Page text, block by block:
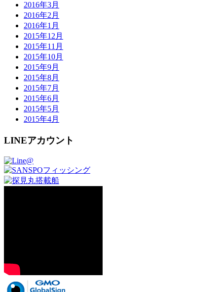
2016年3月
2016年2月
2016年1月
2015年12月
2015年11月
2015年10月
2015年9月
2015年8月
2015年7月
2015年6月
2015年5月
2015年4月
LINEアカウント